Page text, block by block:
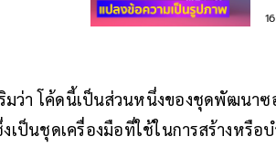
มว่า โค้ดนี้เป็นส่วนหนึ่งของชุดพัฒนาซ
เป็นชุดเครื่องมือที่ใช้ในการสร้างหรื